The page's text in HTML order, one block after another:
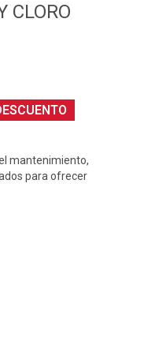
CLORO
mantenimiento,
para ofrecer